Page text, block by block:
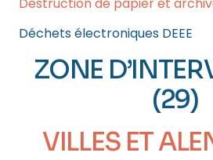
Déchets électroniques DEEE
ZONE
(29)
VILLES ET